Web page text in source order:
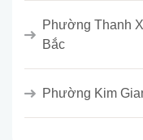
Phường Thanh
Bắc
Phường Kim